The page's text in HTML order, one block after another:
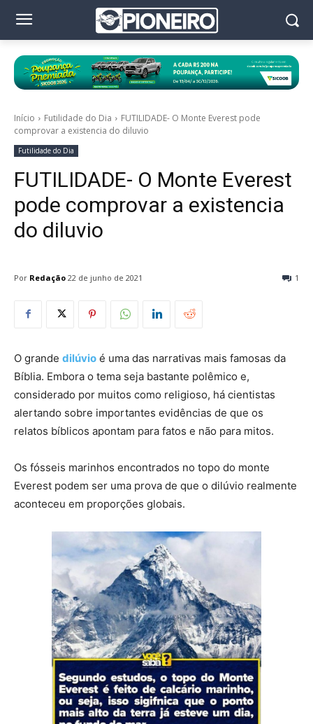
Início Futilidade do Dia
FUTILIDADE- O Monte Everest pode
comprovar a existencia do diluvio
Futilidade do Dia
FUTILIDADE- O Monte Everest
pode comprovar a existencia
do diluvio
Por Redação 1
22 de junho de 2021
O grande dilúvio é uma das narrativas mais famosas da
Bíblia. Embora o tema seja bastante polêmico e,
considerado por muitos como religioso, há cientistas
alertando sobre importantes evidências de que os
relatos bíblicos apontam para fatos e não para mitos.
Os fósseis marinhos encontrados no topo do monte
Everest podem ser uma prova de que o dilúvio realmente
aconteceu em proporções globais.